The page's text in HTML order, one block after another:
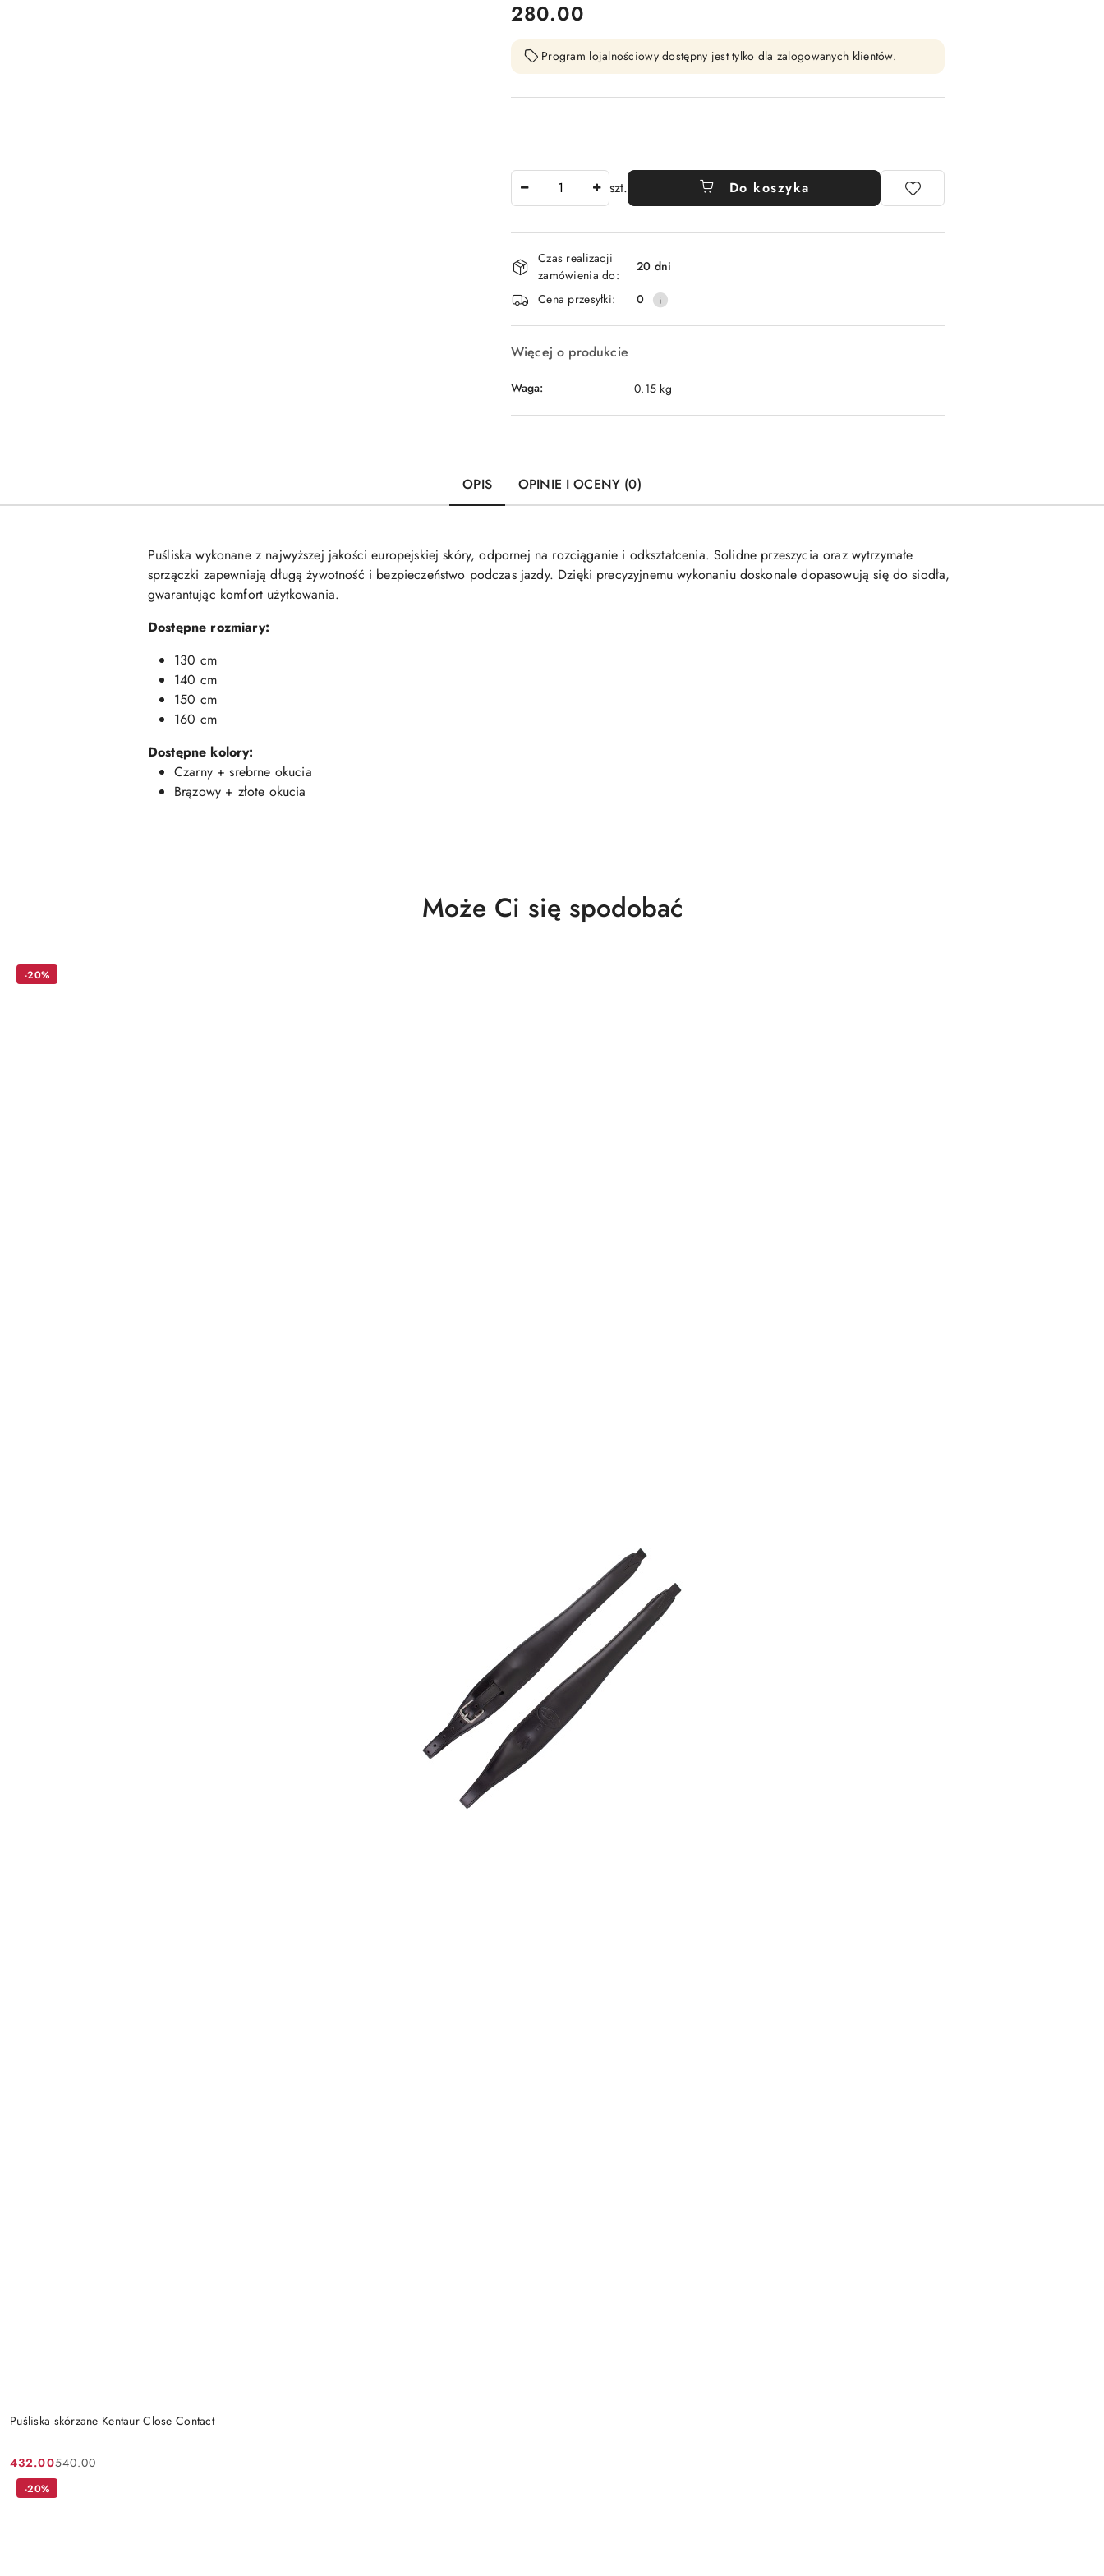
cena:
280.00
Program lojalnościowy dostępny jest tylko dla zalogowanych klientów.
szt. Do koszyka
Dostępność
i
dostawa
Czas realizacji
zamówienia do:
20 dni
Cena przesyłki:
0
Więcej o produkcie
Waga: 0.15 kg
OPIS OPINIE I OCENY (0)
Puśliska wykonane z najwyższej jakości europejskiej skóry, odpornej na rozciąganie i odkształcenia. Solidne przeszycia oraz wytrzymałe
sprzączki zapewniają długą żywotność i bezpieczeństwo podczas jazdy. Dzięki precyzyjnemu wykonaniu doskonale dopasowują się do siodła,
gwarantując komfort użytkowania.
Dostępne rozmiary:
130 cm
140 cm
150 cm
160 cm
Dostępne kolory:
Czarny + srebrne okucia
Brązowy + złote okucia
Produkty
Może Ci się spodobać
Puśliska skórzane Kentaur Close Contact
Cena
promocyjna:
432.00
Cena
przed
540.00
-20%
-20%